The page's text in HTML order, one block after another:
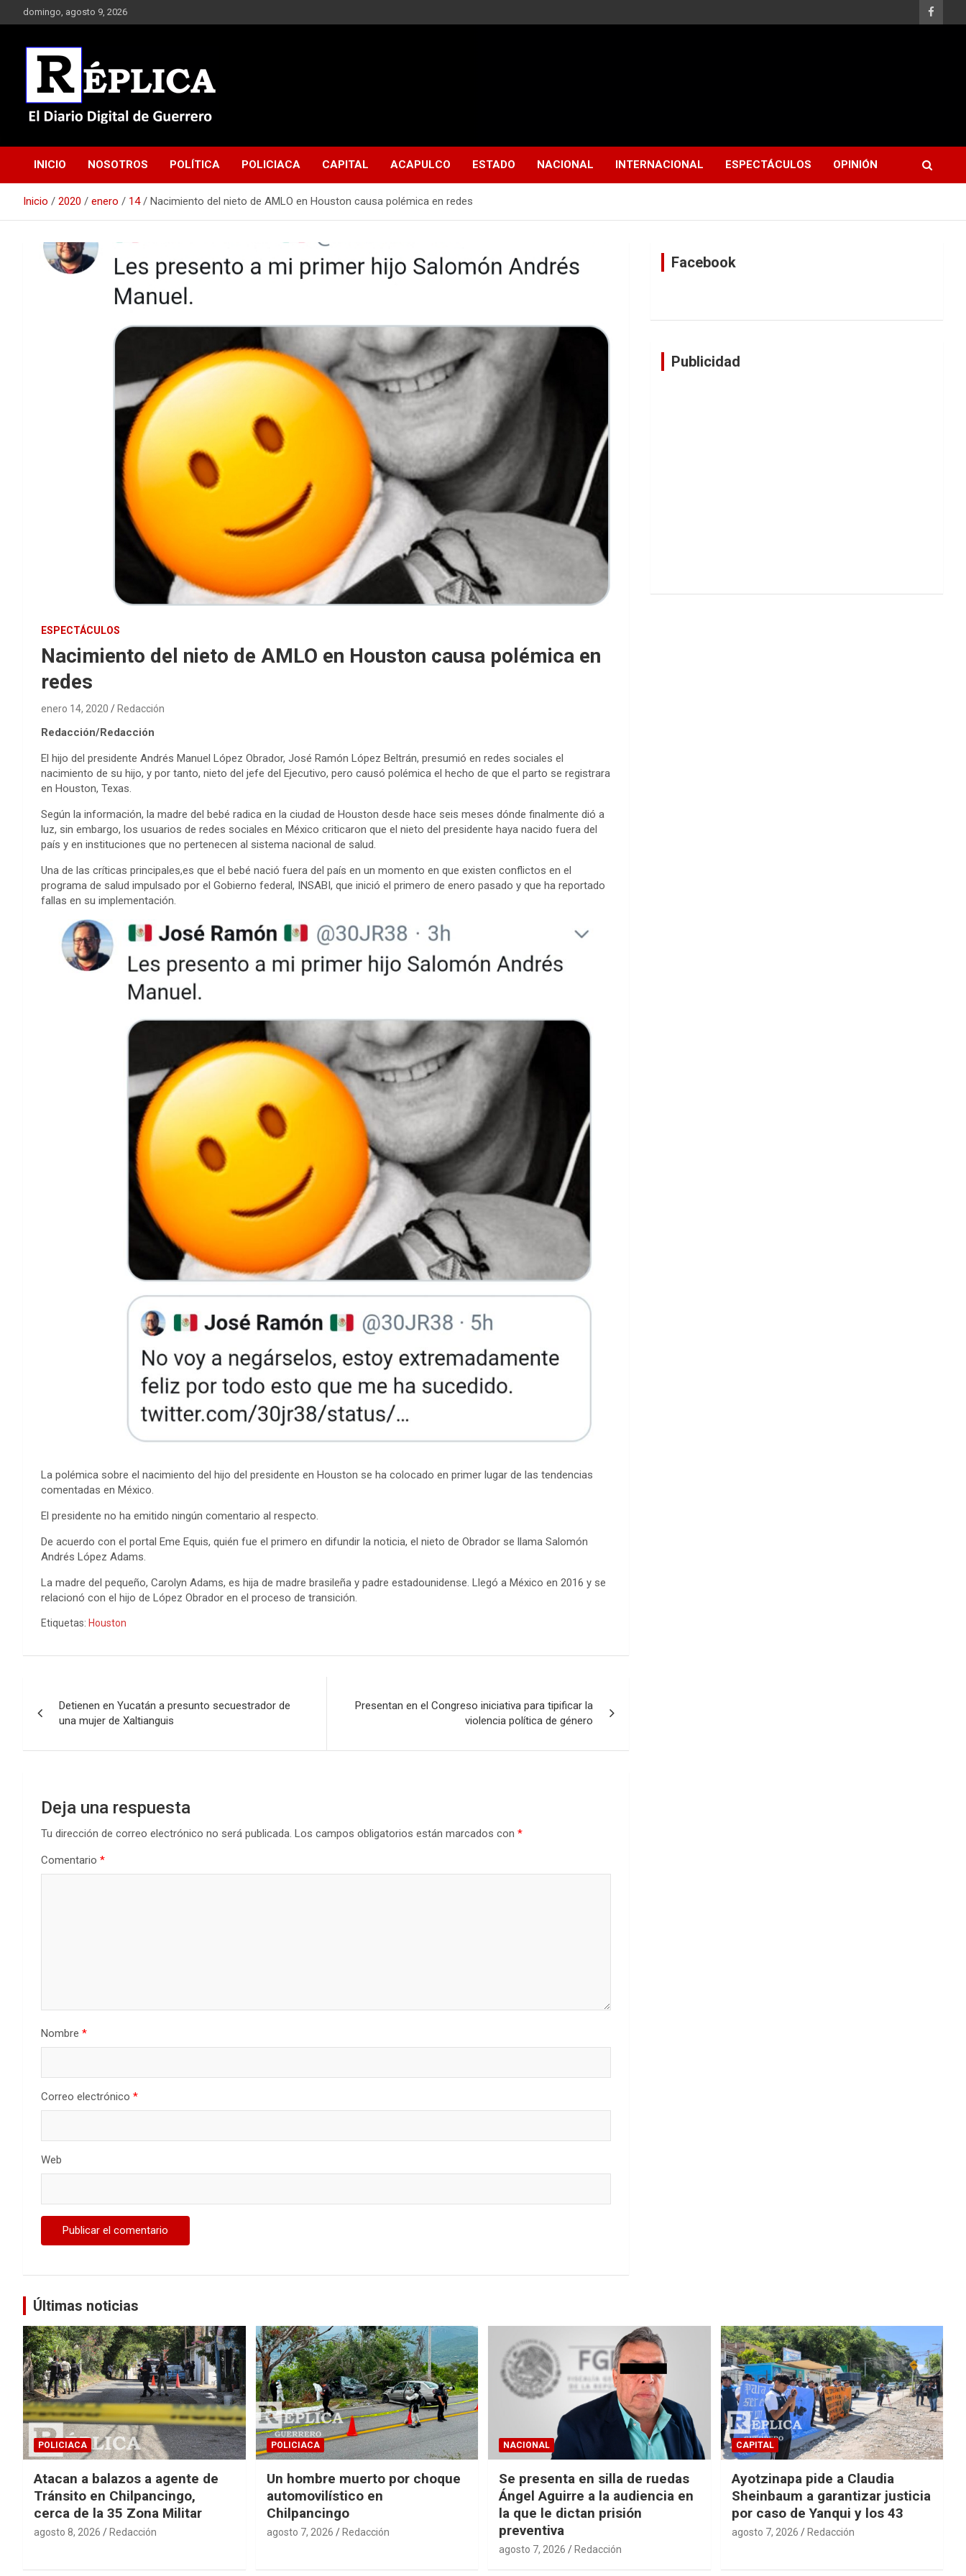
al
domingo, agosto 9, 2026
Réplica
INICIO NOSOTROS POLÍTICA POLICIACA CAPITAL ACAPULCO ESTADO NACIONAL INTERNACIONAL ESPECTÁCULOS OPINIÓN
Inicio 2020 enero 14 Nacimiento del nieto de AMLO en Houston causa polémica en redes
ESPECTÁCULOS
Nacimiento del nieto de AMLO en Houston causa polémica en
redes
enero 14, 2020 Redacción
Redacción/Redacción
El hijo del presidente Andrés Manuel López Obrador, José Ramón López Beltrán, presumió en redes sociales el
nacimiento de su hijo, y por tanto, nieto del jefe del Ejecutivo, pero causó polémica el hecho de que el parto se registrara
en Houston, Texas.
Según la información, la madre del bebé radica en la ciudad de Houston desde hace seis meses dónde finalmente dió a
luz, sin embargo, los usuarios de redes sociales en México criticaron que el nieto del presidente haya nacido fuera del
país y en instituciones que no pertenecen al sistema nacional de salud.
Una de las críticas principales,es que el bebé nació fuera del país en un momento en que existen conflictos en el
programa de salud impulsado por el Gobierno federal, INSABI, que inició el primero de enero pasado y que ha reportado
fallas en su implementación.
La polémica sobre el nacimiento del hijo del presidente en Houston se ha colocado en primer lugar de las tendencias
comentadas en México.
El presidente no ha emitido ningún comentario al respecto.
De acuerdo con el portal Eme Equis, quién fue el primero en difundir la noticia, el nieto de Obrador se llama Salomón
Andrés López Adams.
La madre del pequeño, Carolyn Adams, es hija de madre brasileña y padre estadounidense. Llegó a México en 2016 y se
relacionó con el hijo de López Obrador en el proceso de transición.
Etiquetas: Houston
de
entradas
Detienen en Yucatán a presunto secuestrador de
una mujer de Xaltianguis
Presentan en el Congreso iniciativa para tipificar la
violencia política de género
Deja una respuesta
Tu dirección de correo electrónico no será publicada. Los campos obligatorios están marcados con *
Comentario *
Nombre *
Correo electrónico *
Web
Facebook
Publicidad
Últimas noticias
POLICIACA
Atacan a balazos a agente de
Tránsito en Chilpancingo,
cerca de la 35 Zona Militar
agosto 8, 2026 Redacción
POLICIACA
Un hombre muerto por choque
automovilístico en
Chilpancingo
agosto 7, 2026 Redacción
NACIONAL
Se presenta en silla de ruedas
Ángel Aguirre a la audiencia en
la que le dictan prisión
preventiva
agosto 7, 2026 Redacción
CAPITAL
Ayotzinapa pide a Claudia
Sheinbaum a garantizar justicia
por caso de Yanqui y los 43
agosto 7, 2026 Redacción